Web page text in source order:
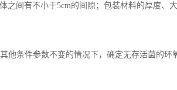
间有不小于5cm的间隙；包装材料的厚度、大
他条件参数不变的情况下，确定无存活菌的环